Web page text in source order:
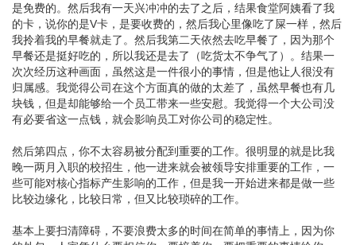
是免费的。然后我有一天兴冲冲的去了之后，结果食堂阿姨看了我
的卡，说你的是V卡，是要收费的，然后我心里像吃了屎一样，然后
我拎着我的早餐就走了。然后我第二天依然去吃早餐了，因为那个
早餐还是挺好吃的，所以我还是去了（吃货太不争气了）。结果一
次次经历这种画面，虽然这是一件很小的事情，但是他让人很没有
归属感。我觉得公司在这个方面真的做的太差了，虽然早餐也有几
块钱，但是却能够给一个员工带来一些安慰。我觉得一个大公司没
有必要省这一点钱，就会影响员工对你公司的稳定性。
然后第四点，你不太容易被分配到重要的工作。很明显的就是比我
晚一两月入职的校招生，他一进来就会被领导安排重要的工作，一
些可能对核心指标产生影响的工作，但是我一开始进来都是做一些
比较边缘化，比较日常，但又比较琐碎的工作。
基本上要扫清障碍，不要浪费太多的时间在简单的事情上，因为你